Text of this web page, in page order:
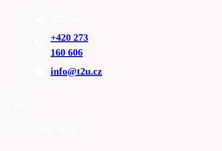
+420 273
160 606
info@t2u.cz